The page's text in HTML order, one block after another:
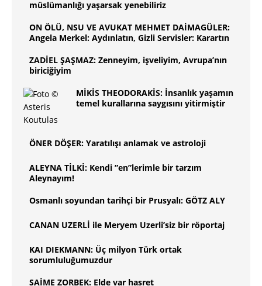
müslümanlığı yaşarsak yenebiliriz
ON ÖLÜ, NSU VE AVUKAT MEHMET DAİMAGÜLER:
Angela Merkel: Aydınlatın, Gizli Servisler: Karartın
ZADİEL ŞAŞMAZ: Zenneyim, işveliyim, Avrupa’nın
biriciğiyim
MİKİS THEODORAKİS: İnsanlık yaşamın
temel kurallarına saygısını yitirmiştir
ÖNER DÖŞER: Yaratılışı anlamak ve astroloji
ALEYNA TİLKİ: Kendi ”en”lerimle bir tarzım
Aleynayım!
Osmanlı soyundan tarihçi bir Prusyalı: GÖTZ ALY
CANAN UZERLİ ile Meryem Uzerli’siz bir röportaj
KAI DIEKMANN: Üç milyon Türk ortak
sorumluluğumuzdur
SAİME ZORBEK: Elde var hasret